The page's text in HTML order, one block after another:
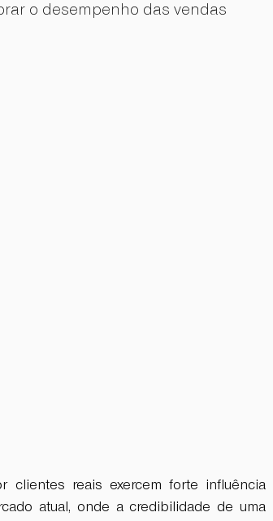
o desempenho das vendas
clientes reais exercem forte influência
atual, onde a credibilidade de uma